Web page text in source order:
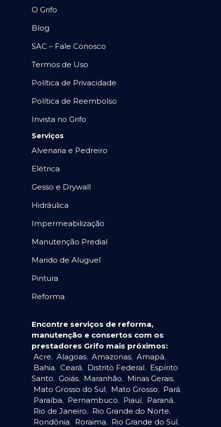
O Grifo
Blog
SAC – Fale Conosco
Termos de Uso
Política de Privacidade
Política de Reembolso
Invista no Grifo
Serviços
Alvenaria e Pedreiro
Elétrica
Gesso e Drywall
Hidráulica
Impermeabilização
Manutenção Predial
Marido de Aluguel
Pintura
Reforma
Encontre serviços de reforma,
manutenção e consertos com os
prestadores Grifo mais próximos:
Acre, Alagoas, Amazonas, Amapá,
Bahia, Ceará, Distrito Federal, Espírito
Santo, Goiás, Maranhão, Minas Gerais,
Mato Grosso do Sul, Mato Grosso, Pará,
Paraíba, Pernambuco, Piauí, Paraná,
Rio de Janeiro, Rio Grande do Norte,
Rondônia, Roraima, Rio Grande do Sul,